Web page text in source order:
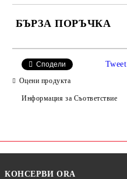
БЪРЗА ПОРЪЧКА
Сподели Tweet
Оцени продукта
Информация за Съответствие
КОНСЕРВИ ORA